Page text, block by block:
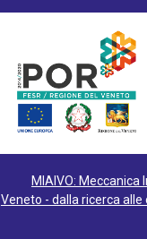
MIAIVO: Meccanica
Veneto - dalla ricerca